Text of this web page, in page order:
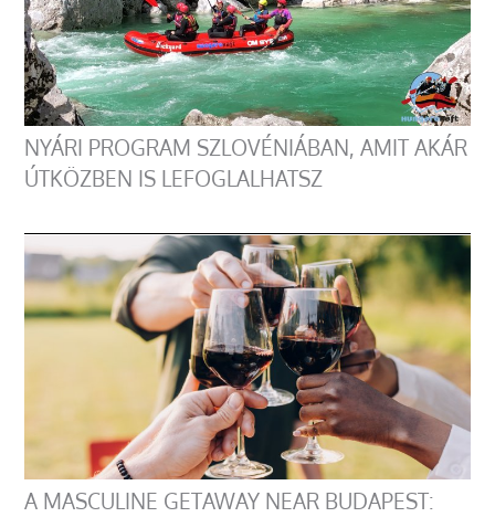
NYÁRI PROGRAM SZLOVÉNIÁBAN, AMIT AKÁR
ÚTKÖZBEN IS LEFOGLALHATSZ
A MASCULINE GETAWAY NEAR BUDAPEST: